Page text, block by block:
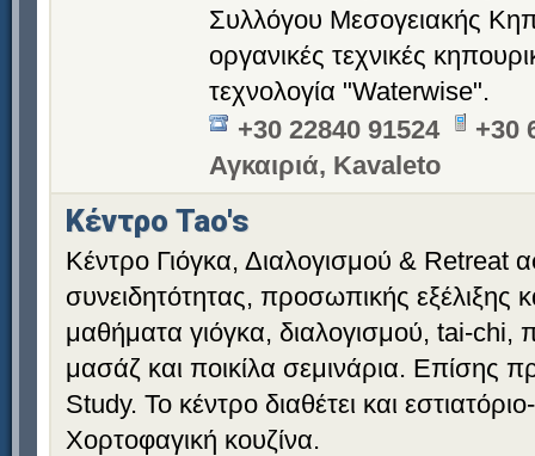
Συλλόγου Μεσογειακής
οργανικές τεχνικές
τεχνολογία "Waterwise".
+30 22840 91524
+30
Αγκαιριά, Kavaleto
Κέντρο Tao's
Κέντρο Γιόγκα, Διαλογισμού & Retreat
συνειδητότητας, προσωπικής εξέλιξης
μαθήματα γιόγκα, διαλογισμού, tai-chi,
μασάζ και ποικίλα σεμινάρια. Επίσης
Study. Το κέντρο διαθέτει και
Χορτοφαγική κουζίνα.